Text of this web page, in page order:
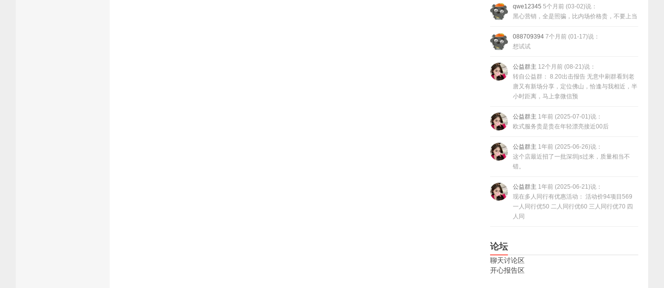
qwe12345 5个月前 (03-02)说：
黑心营销，全是照骗，比内场价格贵，不要上当
088709394 7个月前 (01-17)说：
想试试
公益群主 12个月前 (08-21)说：
转自公益群： 8.20出击报告 无意中刷群看到老
唐又有新场分享，定位佛山，恰逢与我相近，半
小时距离，马上拿微信预
公益群主 1年前 (2025-07-01)说：
欧式服务贵是贵在年轻漂亮接近00后
公益群主 1年前 (2025-06-26)说：
这个店最近招了一批深圳js过来，质量相当不
错。
公益群主 1年前 (2025-06-21)说：
现在多人同行有优惠活动： 活动价94项目569
一人同行优50 二人同行优60 三人同行优70 四
人同
论坛
聊天讨论区
开心报告区